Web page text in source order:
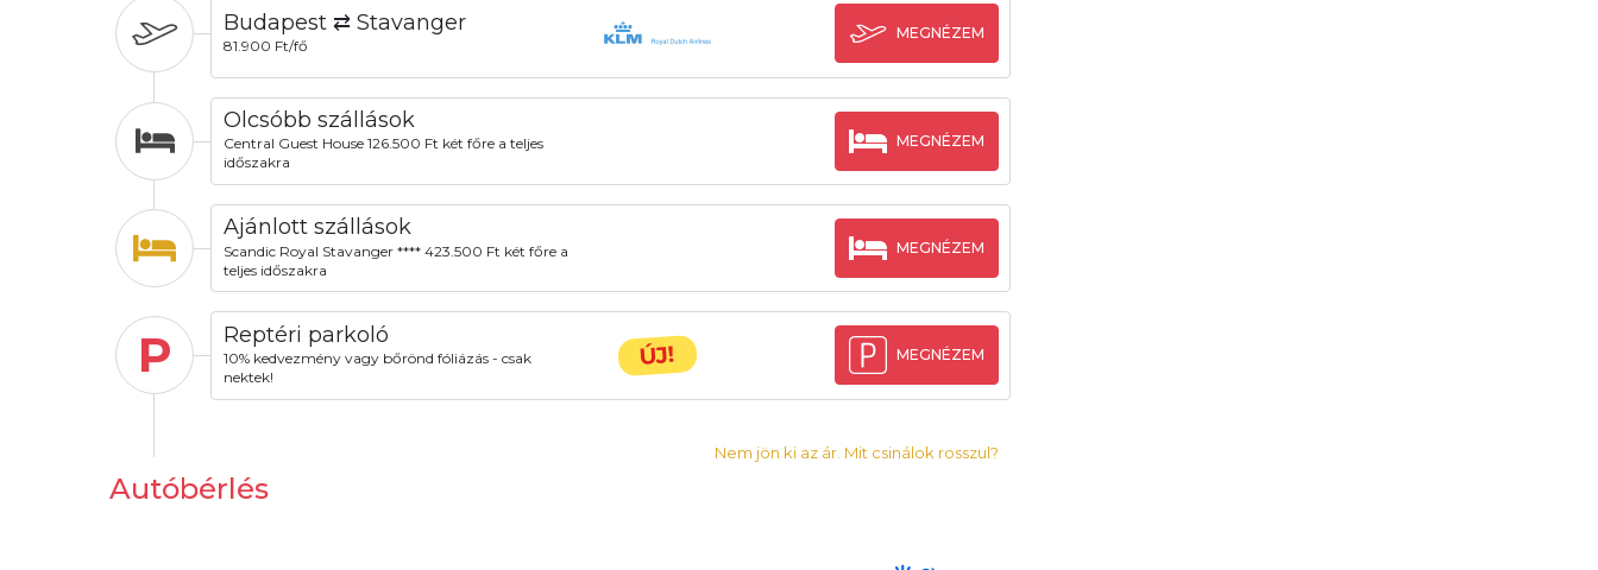
Budapest ⇄ Stavanger
81.900 Ft/fő
MEGNÉZEM
Olcsóbb szállások
Central Guest House 126.500 Ft két főre a teljes
időszakra
MEGNÉZEM
Ajánlott szállások
Scandic Royal Stavanger **** 423.500 Ft két főre a
teljes időszakra
MEGNÉZEM
P Reptéri parkoló
10% kedvezmény vagy bőrönd fóliázás - csak
nektek!
ÚJ! MEGNÉZEM
Nem jön ki az ár. Mit csinálok rosszul?
Autóbérlés